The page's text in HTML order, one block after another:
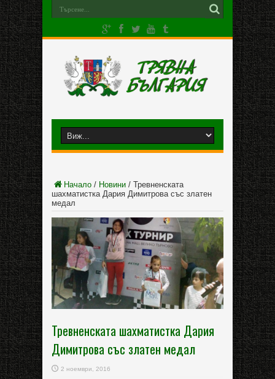
Начало / Новини / Тревненската
шахматистка Дария Димитрова със златен
медал
Тревненската шахматистка Дария
Димитрова със златен медал
2 ноември, 2016